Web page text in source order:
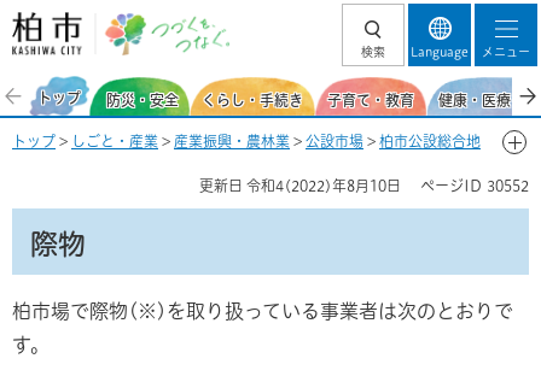
柏市 つづくを、
検索 Language メニュー
トップ 防災・安全 くらし・手続き 子育て・教育 健康・医療・
トップ > しごと・産業 > 産業振興・農林業 > 公設市場 > 柏市公設総合地
更新日 令和4(2022)年8月10日 ページID 30552
際物
柏市場で際物(※)を取り扱っている事業者は次のとおりで
す。